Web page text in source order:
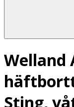
Welland
Sting,